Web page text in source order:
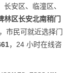
安区、临潼区、
林区长安北南稍门
市民可就近选择门
，24 小时在线咨